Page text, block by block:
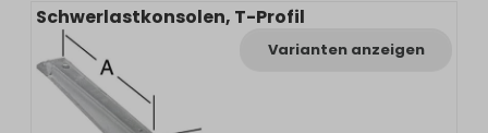
Schwerlastkonsolen, T-Profil
Varianten anzeigen